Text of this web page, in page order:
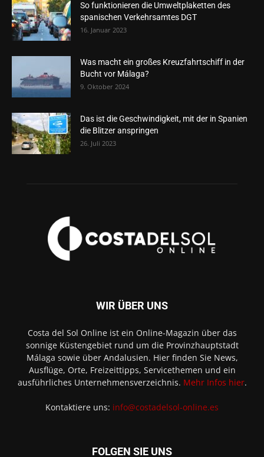
So funktionieren die Umweltplaketten des
spanischen Verkehrsamtes DGT
16. Januar 2023
Was macht ein großes Kreuzfahrtschiff in der
Bucht vor Málaga?
9. Oktober 2024
Das ist die Geschwindigkeit, mit der in Spanien
die Blitzer anspringen
26. Juli 2023
WIR ÜBER UNS
Costa del Sol Online ist ein Online-Magazin über das
sonnige Küstengebiet rund um die Provinzhauptstadt
Málaga sowie über Andalusien. Hier finden Sie News,
Ausflüge, Orte, Freizeittipps, Servicethemen und ein
ausführliches Unternehmensverzeichnis. Mehr Infos hier.
Kontaktiere uns: info@costadelsol-online.es
FOLGEN SIE UNS